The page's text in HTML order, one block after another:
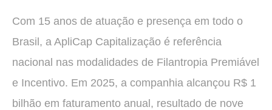
Com 15 anos de atuação e presença em todo o
Brasil, a ApliCap Capitalização é referência
nacional nas modalidades de Filantropia Premiável
e Incentivo. Em 2025, a companhia alcançou R$ 1
bilhão em faturamento anual, resultado de nove